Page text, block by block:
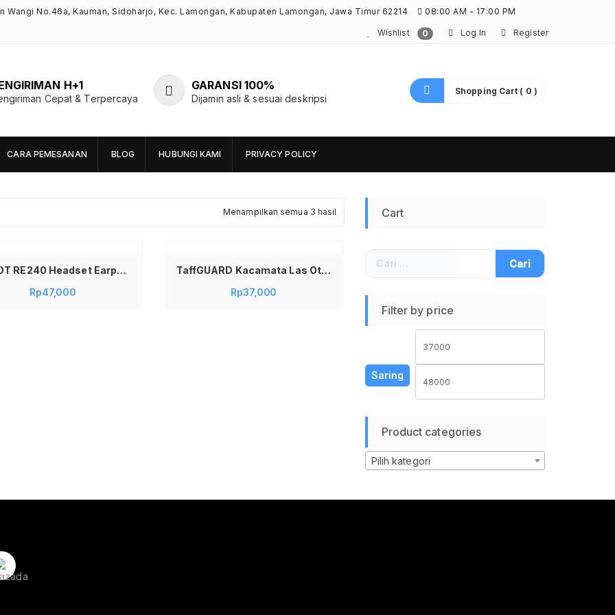
Wangi No.46a, Kauman, Sidoharjo, Kec. Lamongan, Kabupaten Lamongan, Jawa Timur 62214 08:00 AM - 17:00 PM
Wishlist 0 Log In Register
H+1
Cepat & Terpercaya
GARANSI 100%
Dijamin asli & sesuai deskripsi
Shopping Cart ( 0 )
CARA PEMESANAN BLOG HUBUNGI KAMI PRIVACY POLICY
Menampilkan semua 3 hasil
terbaru
ROBOT RE240 Headset Earphone Wired Dark Red Original – Handsfree Kabel Dengan Kualitas Heavy Bass Dan Mikrofon Jernih Solusi Audio Musik Dan Game Yang Nyaman Digunakan Seharian Jadi Store
Rp47,000
TaffGUARD Kacamata Las Otomatis Auto Darkening Soldering Goggles – 5100B Kacamata Las Listrik Otomatis Gelap Terang Auto Dark Welding Glasses Safety Pelindung Mata Tukang Las Kacamata Las Bening Anti Silau Sinar UV IR Kacamata Soldering
Rp37,000
Cart
Cari
untuk:
Filter by price
Saring
Product categories
Pilih kategori